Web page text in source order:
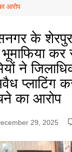
आरोप
के
कर
ने
प्लाटिंग
का आरोप
29, 2025